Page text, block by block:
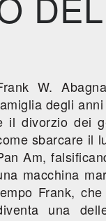
W.
degli
il divorzio dei
sbarcare il
Am,
macchina
Frank,
una